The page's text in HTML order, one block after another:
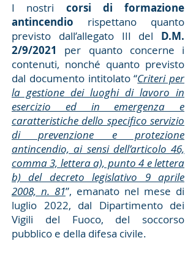
I nostri corsi di formazione
antincendio rispettano quanto
previsto dall’allegato III del D.M.
2/9/2021
per quanto concerne i
contenuti, nonché quanto previsto
dal documento intitolato “Criteri per
la gestione dei luoghi di lavoro in
esercizio ed in emergenza e
caratteristiche dello specifico servizio
di prevenzione e protezione
antincendio, ai sensi dell’articolo 46,
comma 3, lettera a), punto 4 e lettera
b) del decreto legislativo 9 aprile
2008, n. 81”, emanato nel mese di
luglio 2022, dal Dipartimento dei
Vigili del Fuoco, del soccorso
pubblico e della difesa civile.